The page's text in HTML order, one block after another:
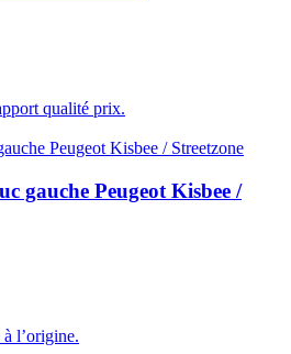
qualité prix.
gauche Peugeot Kisbee /
l’origine.